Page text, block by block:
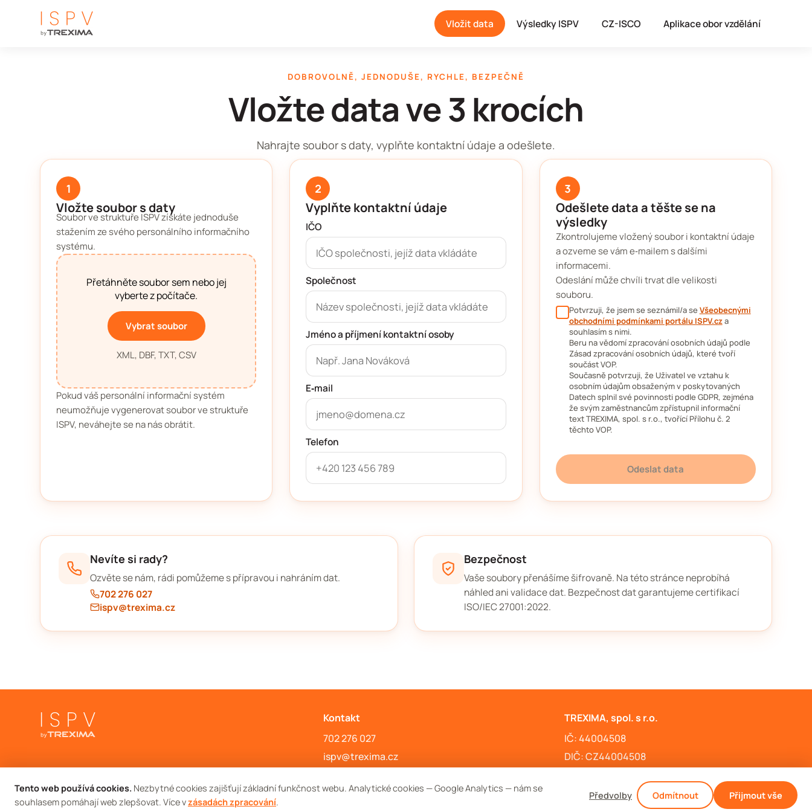
Vložit data Výsledky ISPV CZ-ISCO Aplikace obor vzdělání
DOBROVOLNĚ, JEDNODUŠE, RYCHLE, BEZPEČNĚ
Vložte data ve 3 krocích
Nahrajte soubor s daty, vyplňte kontaktní údaje a odešlete.
1
Vložte soubor s daty
Soubor ve struktuře ISPV získáte jednoduše
stažením ze svého personálního informačního
systému.
Přetáhněte soubor sem nebo jej
vyberte z počítače.
Vybrat soubor
XML, DBF, TXT, CSV
Pokud váš personální informační systém
neumožňuje vygenerovat soubor ve struktuře
ISPV, neváhejte se na nás obrátit.
2
Vyplňte kontaktní údaje
IČO
Společnost
Jméno a příjmení kontaktní osoby
E‑mail
Telefon
3
Odešlete data a těšte se na
výsledky
Zkontrolujeme vložený soubor i kontaktní údaje
a ozveme se vám e‑mailem s dalšími
informacemi.
Odeslání může chvíli trvat dle velikosti
souboru.
Potvrzuji, že jsem se seznámil/a se Všeobecnými
obchodními podmínkami portálu ISPV.cza
souhlasím s nimi.
Beru na vědomí zpracování osobních údajů podle
Zásad zpracování osobních údajů, které tvoří
součást VOP.
Současně potvrzuji, že Uživatel ve vztahu k
osobním údajům obsaženým v poskytovaných
Datech splnil své povinnosti podle GDPR, zejména
že svým zaměstnancům zpřístupnil informační
text TREXIMA, spol. s r.o., tvořící Přílohu č. 2
těchto VOP.
Odeslat data
Nevíte si rady?
Ozvěte se nám, rádi pomůžeme s přípravou i nahráním dat.
702 276 027
ispv@trexima.cz
Bezpečnost
Vaše soubory přenášíme šifrovaně. Na této stránce neprobíhá
náhled ani validace dat. Bezpečnost dat garantujeme certifikací
ISO/IEC 27001:2022.
Kontakt
702 276 027
ispv@trexima.cz
TREXIMA, spol. s r.o.
IČ: 44004508
DIČ: CZ44004508
Nastavení cookies
Tento web používá cookies. Nezbytné cookies zajišťují základní funkčnost webu. Analytické cookies — Google Analytics — nám se
souhlasem pomáhají web zlepšovat. Více vzásadách zpracování.
Předvolby Odmítnout Přijmout vše